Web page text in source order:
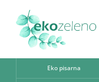
Eko pisarna